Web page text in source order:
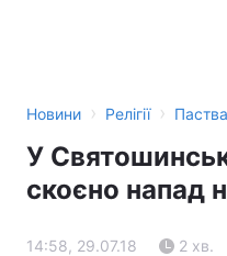
Новини › Релігії › Паства
У
скоєно напад
14:58, 29.07.18 2 хв.